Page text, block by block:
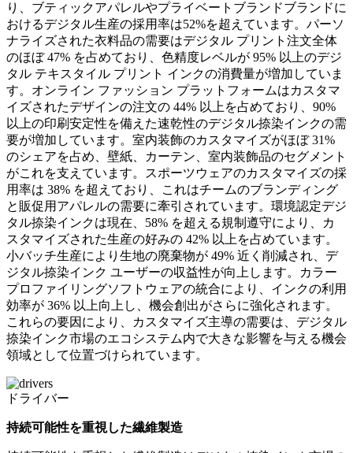
り、ブティックアパレルやプライベートブランドブランドに
おけるデジタル生産の採用率は52%を超えています。パーソ
ナライズされた衣料品の需要はデジタル プリント注文全体
のほぼ 47% を占めており、色精度レベルが 95% 以上のデジ
タル テキスタイル プリント インクの消費量が増加していま
す。オンライン ファッション プラットフォームはカスタマ
イズされたデザインの注文の 44% 以上を占めており、90%
以上の印刷安定性を備えた速乾性のデジタル捺染インクの需
要が増加しています。室内装飾のカスタマイズがほぼ 31%
のシェアを占め、壁紙、カーテン、室内装飾品のセグメント
がこれを支えています。スポーツウェアのカスタマイズの採
用率は 38% を超えており、これはチームのブランディング
と販促用アパレルの需要に牽引されています。環境認定デジ
タル捺染インクは現在、58% を超える規制遵守により、カ
スタマイズされた生産の好みの 42% 以上を占めています。
小バッチ生産により生地の廃棄物が 49% 近く削減され、デ
ジタル捺染インク ユーザーの収益性が向上します。カラー
プロファイリングソフトウェアの統合により、インクの利用
効率が 36% 以上向上し、機会創出がさらに強化されます。
これらの要因により、カスタマイズ主導の需要は、デジタル
捺染インク市場のエコシステム内で大きな影響を与える機会
領域として位置づけられています。
ドライバー
持続可能性を重視した繊維製造